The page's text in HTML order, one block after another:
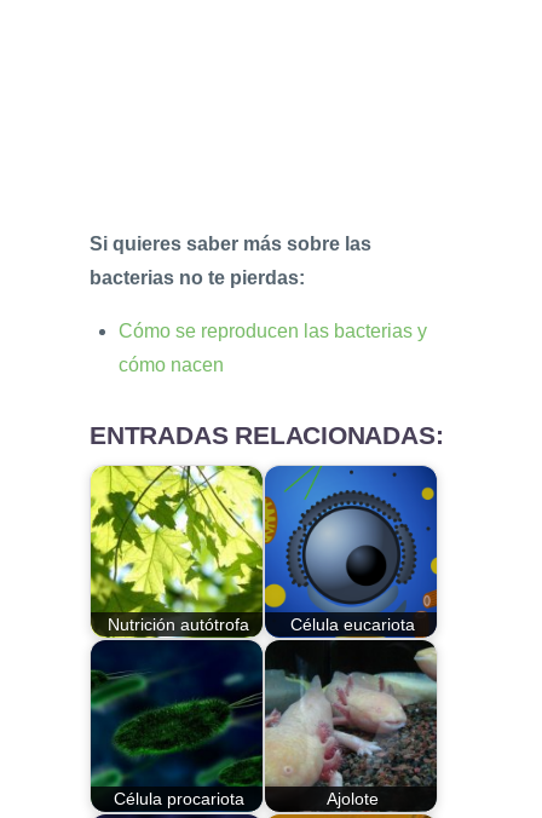
Si quieres saber más sobre las
bacterias no te pierdas:
Cómo se reproducen las bacterias y
cómo nacen
ENTRADAS RELACIONADAS:
Nutrición autótrofa Célula eucariota
Célula procariota Ajolote